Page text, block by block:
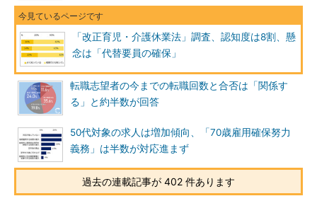
「改正育児・介護休業法」調査、認知度は8割、懸
念は「代替要員の確保」
転職志望者の今までの転職回数と合否は「関係す
る」と約半数が回答
50代対象の求人は増加傾向、「70歳雇用確保努力
義務」は半数が対応進まず
過去の連載記事が 402 件あります